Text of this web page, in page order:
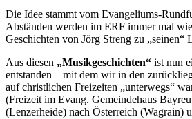
Die Idee stammt vom Evangeliums-
Abständen werden im ERF immer mal
Geschichten von Jörg Streng zu „seinen“
Aus diesen „Musikgeschichten“ ist nun
entstanden – mit dem wir in den
auf christlichen Freizeiten „unterwegs“
(Freizeit im Evang. Gemeindehaus
(Lenzerheide) nach Österreich (Wagrain)